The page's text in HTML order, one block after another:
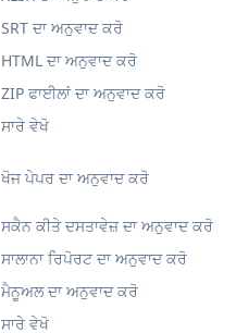
ਖੋਜ ਪੇਪਰ ਦਾ ਅਨੁਵਾਦ ਕਰੋ
ਸਕੈਨ ਕੀਤੇ ਦਸਤਾਵੇਜ਼ ਦਾ ਅਨੁਵਾਦ ਕਰੋ
ਸਾਲਾਨਾ ਰਿਪੋਰਟ ਦਾ ਅਨੁਵਾਦ ਕਰੋ
ਮੈਨੂਅਲ ਦਾ ਅਨੁਵਾਦ ਕਰੋ
ਸਾਰੇ ਵੇਖੋ
SRT ਦਾ ਅਨੁਵਾਦ ਕਰੋ
HTML ਦਾ ਅਨੁਵਾਦ ਕਰੋ
ZIP ਫਾਈਲਾਂ ਦਾ ਅਨੁਵਾਦ ਕਰੋ
ਸਾਰੇ ਵੇਖੋ